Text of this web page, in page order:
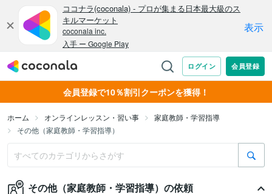
会員登録で10％割引クーポンを獲得！
ホーム オンラインレッスン・習い事
家庭教師・学習指導
その他（家庭教師・学習指導）
その他（家庭教師・学習指導）の依頼